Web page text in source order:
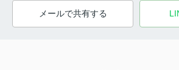
メールで共有する